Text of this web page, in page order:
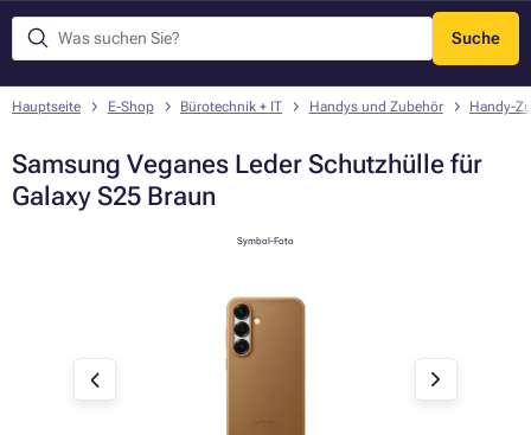
Suche
Menü
Hauptseite E-Shop Bürotechnik + IT Handys und Zubehör Handy-
Samsung Veganes Leder Schutzhülle für
Galaxy S25 Braun
Symbol-Foto